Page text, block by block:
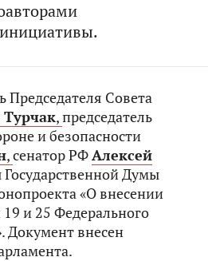
Председателя Совета
,председатель
и безопасности
,сенатор РФАлексей
Государственной Думы
«О внесении
и 25 Федерального
Документ внесен